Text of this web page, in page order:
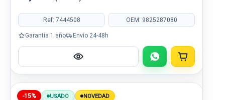
Ref: 7444508 OEM: 9825287080
Garantía 1 año Envío 24-48h
-15% USADO NOVEDAD